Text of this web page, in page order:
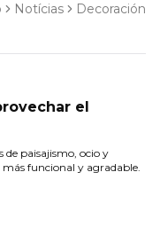
Notícias Decoración
el
paisajismo, ocio y
más funcional y agradable.